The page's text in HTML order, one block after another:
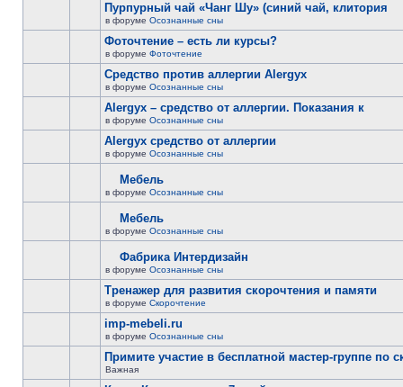
Пурпурный чай «Чанг Шу» (синий чай, клитория
в форуме Осознанные сны
Фоточтение – есть ли курсы?
в форуме Фоточтение
Cредство против аллергии Alergyx
в форуме Осознанные сны
Alergyx – средство от аллергии. Показания к
в форуме Осознанные сны
Alergyx средство от аллергии
в форуме Осознанные сны
Мебель
в форуме Осознанные сны
Мебель
в форуме Осознанные сны
Фабрика Интердизайн
в форуме Осознанные сны
Тренажер для развития скорочтения и памяти
в форуме Скорочтение
imp-mebeli.ru
в форуме Осознанные сны
Примите участие в бесплатной мастер-группе по
Важная